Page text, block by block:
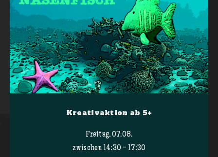
Kreativaktion ab 5+
Freitag, 07.08.
zwischen 14:30 - 17:30